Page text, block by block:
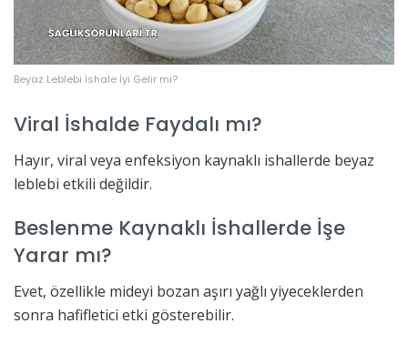
Beyaz Leblebi İshale İyi Gelir mi?
Viral İshalde Faydalı mı?
Hayır, viral veya enfeksiyon kaynaklı ishallerde beyaz
leblebi etkili değildir.
Beslenme Kaynaklı İshallerde İşe
Yarar mı?
Evet, özellikle mideyi bozan aşırı yağlı yiyeceklerden
sonra hafifletici etki gösterebilir.